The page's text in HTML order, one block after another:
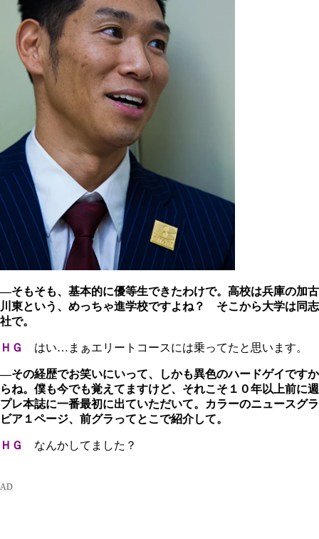
―そもそも、基本的に優等生できたわけで。高校は兵庫の加古
川東という、めっちゃ進学校ですよね？ そこから大学は同志
社で。
ＨＧ はい…まぁエリートコースには乗ってたと思います。
―その経歴でお笑いにいって、しかも異色のハードゲイですか
らね。僕も今でも覚えてますけど、それこそ１０年以上前に週
プレ本誌に一番最初に出ていただいて。カラーのニュースグラ
ビア１ページ、前グラってとこで紹介して。
ＨＧ なんかしてました？